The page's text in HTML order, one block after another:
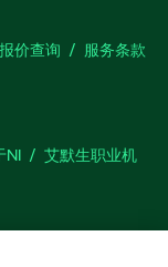
报价查询
服务条款
NI
艾默生职业机